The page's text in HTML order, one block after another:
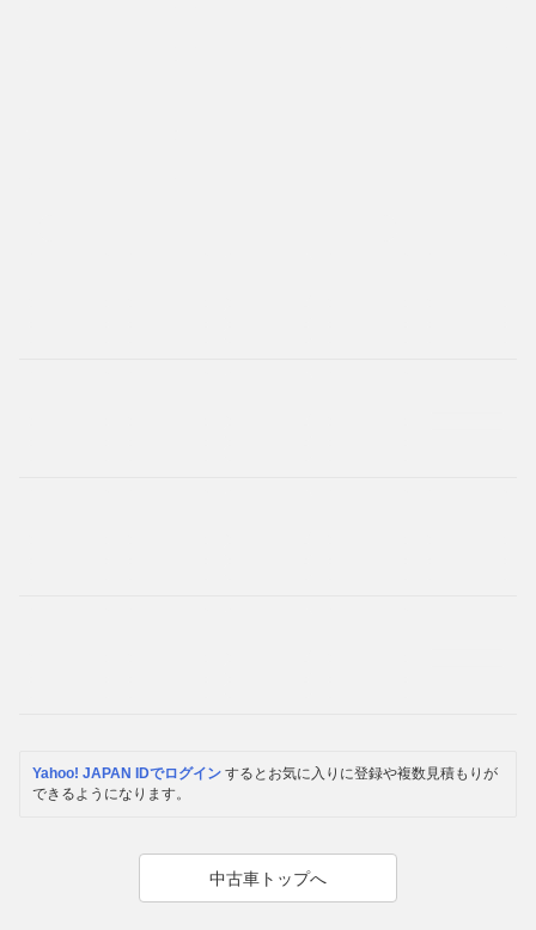
Yahoo! JAPAN IDでログイン するとお気に入りに登録や複数見積もりが
できるようになります。
中古車トップへ